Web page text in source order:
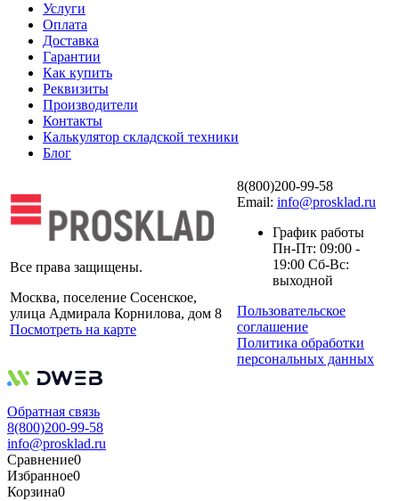
Услуги
Оплата
Доставка
Гарантии
Как купить
Реквизиты
Производители
Контакты
Калькулятор складской техники
Блог
Все права защищены.
Москва, поселение Сосенское,
улица Адмирала Корнилова, дом 8
Посмотреть на карте
8(800)200-99-58
Email: info@prosklad.ru
График работы
Пн-Пт: 09:00 -
19:00 Сб-Вс:
выходной
Пользовательское
соглашение
Политика обработки
персональных данных
Обратная связь
8(800)200-99-58
info@prosklad.ru
Сравнение0
Избранное0
Корзина0